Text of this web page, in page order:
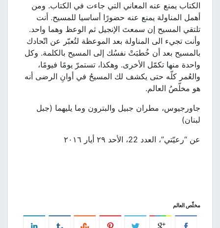
الكتاب يمنع عنه المعاني التي جاءت في الكتاب. ومن
أهمل المناولة يمنع عنه حضورًا أساسيا للمسيح. أنت
تلتقي المسيح إن سمعتَ الإنجيل ثم الوعظ وهما واحد.
وأنت تجيء الى المناولة بعد الموعظة لتُعبّر عن اتّحادك
بالمسيح بعد أن خُطبَتْ نفسُك إلى المسيح بالكلمة. وكل
واحدة منها تكمّل الأخرى. وهكذا، تستمرّ يومًا فيومًا،
والعُمر كلّه حتى يكشف لك المسيحُ في أوانِ الرضى أنه
هو مخلّصُ العالم.
جاورجيوس، مطران جبيل والبترون وما يليهما (جبل
لبنان)
عن “رعيّتي”، العدد 22، الأحد ٢٩ أيار ٢٠١٦
مخلّص العالم